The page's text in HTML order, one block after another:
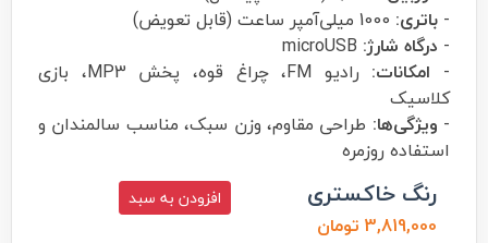
- باتری:
- درگاه شارژ:
- امکانات:
رادیو FM، چراغ قوه، پخش MP3، بازی
کلاسیک
- ویژگی‌ها: طراحی مقاوم، وزن سبک، مناسب سالمندان و
استفاده روزمره
رنگ خاکستری
3,819,000 تومان
افزودن به سبد